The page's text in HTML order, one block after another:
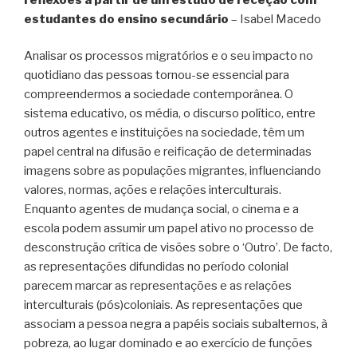
estudantes do ensino secundário – Isabel Macedo
Analisar os processos migratórios e o seu impacto no
quotidiano das pessoas tornou-se essencial para
compreendermos a sociedade contemporânea. O
sistema educativo, os média, o discurso político, entre
outros agentes e instituições na sociedade, têm um
papel central na difusão e reificação de determinadas
imagens sobre as populações migrantes, influenciando
valores, normas, ações e relações interculturais.
Enquanto agentes de mudança social, o cinema e a
escola podem assumir um papel ativo no processo de
desconstrução crítica de visões sobre o ‘Outro’. De facto,
as representações difundidas no período colonial
parecem marcar as representações e as relações
interculturais (pós)coloniais. As representações que
associam a pessoa negra a papéis sociais subalternos, à
pobreza, ao lugar dominado e ao exercício de funções